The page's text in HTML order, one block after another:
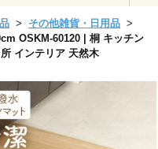
その他雑貨・日用品
OSKM-60120 | 桐 キッチン
インテリア 天然木